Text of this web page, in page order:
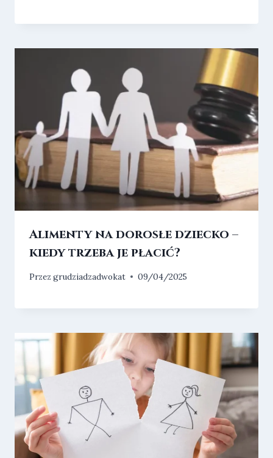
Alimenty na dorosłe dziecko –
kiedy trzeba je płacić?
Przez grudziadzadwokat 09/04/2025